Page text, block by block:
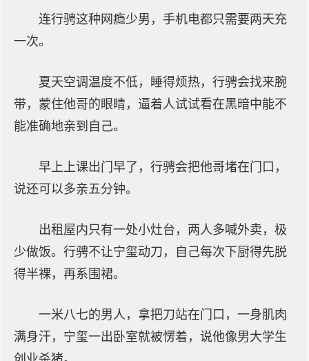
连行骋这种网瘾少男，手机电都只需要两天充
一次。
夏天空调温度不低，睡得烦热，行骋会找来腕
带，蒙住他哥的眼睛，逼着人试试看在黑暗中能不
能准确地亲到自己。
早上上课出门早了，行骋会把他哥堵在门口，
说还可以多亲五分钟。
出租屋内只有一处小灶台，两人多喊外卖，极
少做饭。行骋不让宁玺动刀，自己每次下厨得先脱
得半裸，再系围裙。
一米八七的男人，拿把刀站在门口，一身肌肉
满身汗，宁玺一出卧室就被愣着，说他像男大学生